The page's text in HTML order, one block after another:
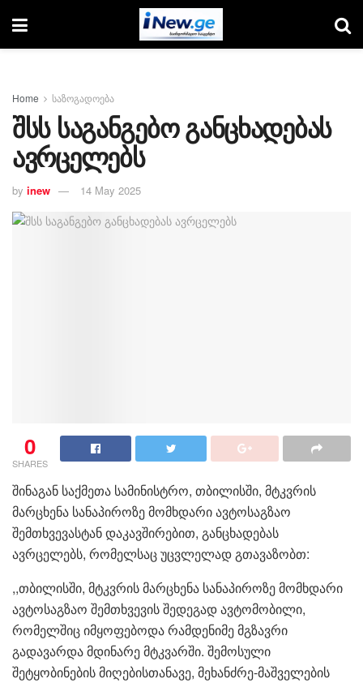
Home საზოგადოება
შსს საგანგებო განცხადებას
ავრცელებს
by inew 14 May 2025
0
SHARES
შინაგან საქმეთა სამინისტრო, თბილისში, მტკვრის
მარცხენა სანაპიროზე მომხდარი ავტოსაგზაო
შემთხვევასტან დაკავშირებით, განცხადებას
ავრცელებს, რომელსაც უცვლელად გთავაზობთ:
,,თბილისში, მტკვრის მარცხენა სანაპიროზე მომხდარი
ავტოსაგზაო შემთხვევის შედეგად ავტომობილი,
რომელშიც იმყოფებოდა რამდენიმე მგზავრი
გადავარდა მდინარე მტკვარში. შემოსული
შეტყობინების მიღებისთანავე, მეხანძრე-მაშველების